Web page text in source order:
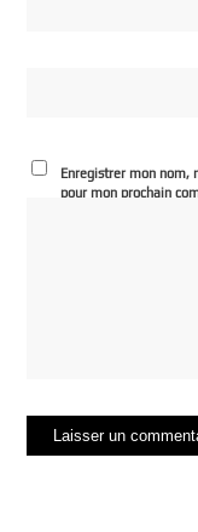
Enregistrer mon nom,
pour mon prochain